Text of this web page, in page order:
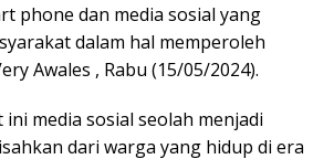
phone dan media sosial yang
dalam hal memperoleh
Awales , Rabu (15/05/2024).
media sosial seolah menjadi
dari warga yang hidup di era